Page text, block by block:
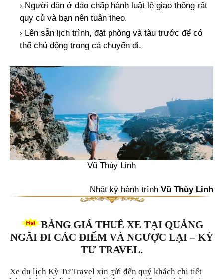
Người dân ở đảo chấp hành luật lệ giao thông rất
quy củ và bạn nên tuân theo.
Lên sẵn lịch trình, đặt phòng và tàu trước để có
thể chủ động trong cả chuyến đi.
Vũ Thùy Linh
Nhật ký hành trình Vũ Thùy Linh
BẢNG GIÁ THUÊ XE TẠI QUẢNG
NGÃI ĐI CÁC ĐIỂM VÀ NGƯỢC LẠI – KỲ
TƯ TRAVEL.
Xe du lịch Kỳ Tư Travel xin gửi đến quý khách chi tiết